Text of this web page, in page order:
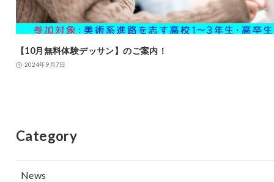
【10月無料体験デッサン】のご案内！
2024年9月7日
Category
News